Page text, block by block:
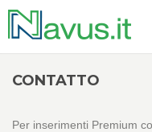
CONTATTO
Per inserimenti Premium